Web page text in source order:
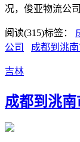
况，俊亚物流公
阅读(315)标签：
公司
成都到洮
吉林
成都到洮